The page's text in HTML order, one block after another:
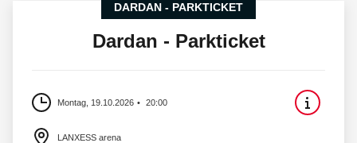
DARDAN - PARKTICKET
Dardan - Parkticket
Montag, 19.10.2026 20:00
LANXESS arena